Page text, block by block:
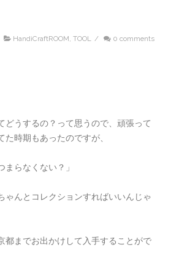
HandiCraftROOM TOOL / 0 comments
どうするの？って思うので、頑張って
た時期もあったのですが、
まらなくない？」
ゃんとコレクションすればいいんじゃ
都までお出かけして入手することがで